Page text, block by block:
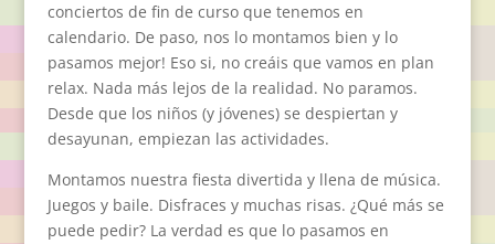
conciertos de fin de curso que tenemos en
calendario. De paso, nos lo montamos bien y lo
pasamos mejor! Eso si, no creáis que vamos en plan
relax. Nada más lejos de la realidad. No paramos.
Desde que los niños (y jóvenes) se despiertan y
desayunan, empiezan las actividades.
Montamos nuestra fiesta divertida y llena de música.
Juegos y baile. Disfraces y muchas risas. ¿Qué más se
puede pedir? La verdad es que lo pasamos en